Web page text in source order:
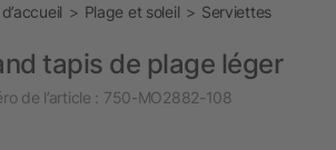
Plage et soleil Serviettes
tapis de plage léger
de l’article : 750-MO2882-108